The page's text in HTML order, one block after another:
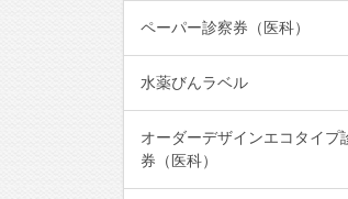
ペーパー診察券（医科）
水薬びんラベル
オーダーデザインエコタイプ
券（医科）